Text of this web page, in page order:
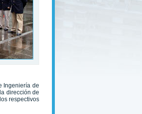
Ingeniería de
dirección de
respectivos